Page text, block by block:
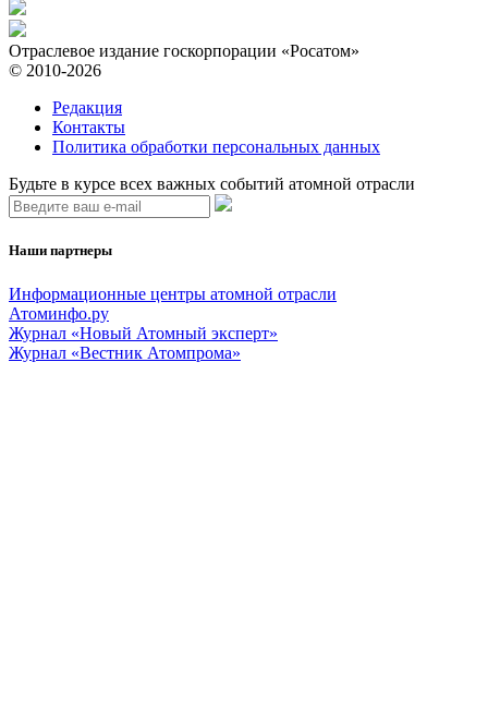
Отраслевое издание госкорпорации «Росатом»
© 2010-2026
Редакция
Контакты
Политика обработки персональных данных
Будьте в курсе всех важных событий атомной отрасли
Наши партнеры
Информационные центры атомной отрасли
Атоминфо.ру
Журнал «Новый Атомный эксперт»
Журнал «Вестник Атомпрома»